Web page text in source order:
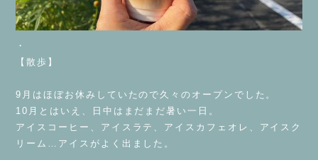
・
【散歩】
9月はほぼお休みしていたので久々のオープンでした。
10月とはいえ、日中はまだまだ暑い一日。
アイスコーヒー、アイスラテ、アイスカフェオレ、アイスク
リーム…アイスがよく出ました。